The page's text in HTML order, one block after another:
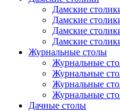
Дамские
Дамские
Дамские
Дамские
Журнальные столы
Журнальные
Журнальные
Журнальные
Журнальные
Дачные столы